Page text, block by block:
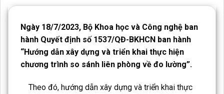
Ngày 18/7/2023, Bộ Khoa học và Công nghệ ban
hành Quyết định số 1537/QĐ-BKHCN ban hành
“Hướng dẫn xây dựng và triển khai thực hiện
chương trình so sánh liên phòng về đo lường”.
Theo đó, hướng dẫn xây dựng và triển khai thực